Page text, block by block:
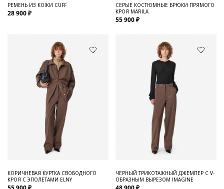
РЕМЕНЬ ИЗ КОЖИ CUFF
28 900 ₽
СЕРЫЕ КОСТЮМНЫЕ БРЮКИ ПРЯМОГО
КРОЯ MARILA
55 900 ₽
КОРИЧНЕВАЯ КУРТКА СВОБОДНОГО
КРОЯ С ЭПОЛЕТАМИ ELNY
ЧЕРНЫЙ ТРИКОТАЖНЫЙ ДЖЕМПЕР С V-
ОБРАЗНЫМ ВЫРЕЗОМ IMAGINE